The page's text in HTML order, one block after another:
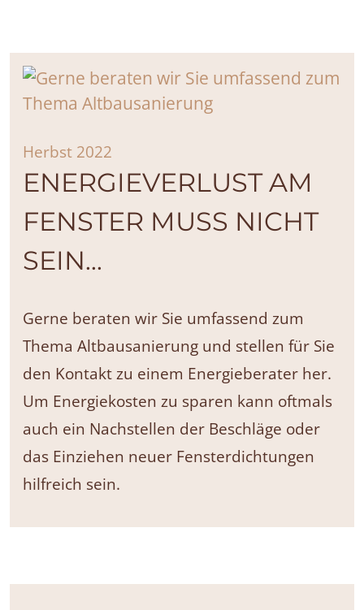
Herbst 2022
ENERGIEVERLUST AM
FENSTER MUSS NICHT
SEIN...
Gerne beraten wir Sie umfassend zum
Thema Altbausanierung und stellen für Sie
den Kontakt zu einem Energieberater her.
Um Energiekosten zu sparen kann oftmals
auch ein Nachstellen der Beschläge oder
das Einziehen neuer Fensterdichtungen
hilfreich sein.